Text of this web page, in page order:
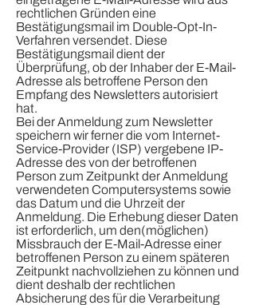
rechtlichen Gründen eine
Bestätigungsmail im Double-Opt-In-
Verfahren versendet. Diese
Bestätigungsmail dient der
Überprüfung, ob der Inhaber der E-Mail-
Adresse als betroffene Person den
Empfang des Newsletters autorisiert
hat.
Bei der Anmeldung zum Newsletter
speichern wir ferner die vom Internet-
Service-Provider (ISP) vergebene IP-
Adresse des von der betroffenen
Person zum Zeitpunkt der Anmeldung
verwendeten Computersystems sowie
das Datum und die Uhrzeit der
Anmeldung. Die Erhebung dieser Daten
ist erforderlich, um den(möglichen)
Missbrauch der E-Mail-Adresse einer
betroffenen Person zu einem späteren
Zeitpunkt nachvollziehen zu können und
dient deshalb der rechtlichen
Absicherung des für die Verarbeitung